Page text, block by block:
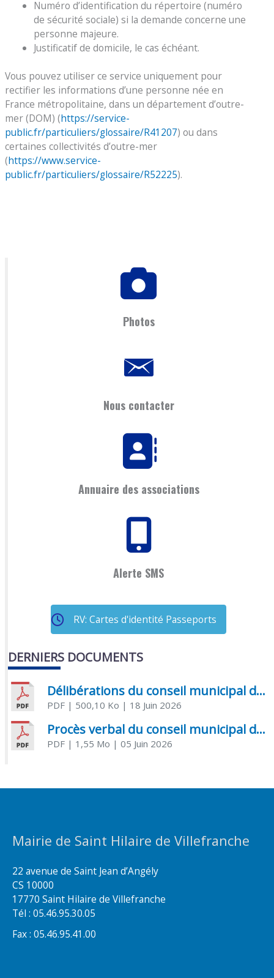
Numéro d’identification du répertoire (numéro
de sécurité sociale) si la demande concerne une
personne majeure.
Justificatif de domicile, le cas échéant.
Vous pouvez utiliser ce service uniquement pour
rectifier les informations d’une personne née en
France métropolitaine, dans un département d’outre-
mer (DOM) (https://service-
public.fr/particuliers/glossaire/R41207) ou dans
certaines collectivités d’outre-mer
(https://www.service-
public.fr/particuliers/glossaire/R52225).
Photos
Nous contacter
Annuaire des associations
Alerte SMS
RV: Cartes d'identité Passeports
DERNIERS DOCUMENTS
Délibérations du conseil municipal du 18 juin 2026
PDF| 500,10 Ko | 18 Juin 2026
Procès verbal du conseil municipal du 05 juin 2026
PDF| 1,55 Mo | 05 Juin 2026
Mairie de Saint Hilaire de Villefranche
22 avenue de Saint Jean d’Angély
CS 10000
17770 Saint Hilaire de Villefranche
Tél : 05.46.95.30.05
Fax : 05.46.95.41.00